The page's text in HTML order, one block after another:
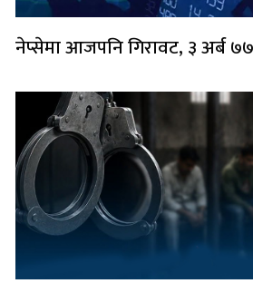
नेप्सेमा आजपनि गिरावट, ३ अर्ब